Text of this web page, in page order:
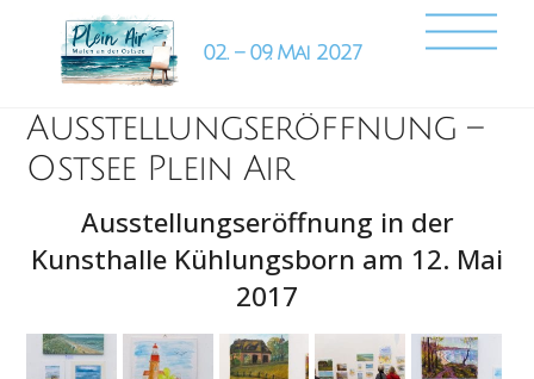
content
Ausstellungseröffnung –
Ostsee Plein Air
Ausstellungseröffnung in der
Kunsthalle Kühlungsborn am 12. Mai
2017
To